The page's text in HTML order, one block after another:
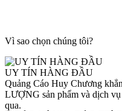
Vì sao chọn chúng tôi?
UY TÍN HÀNG ĐẦU
Quảng Cáo Huy Chương
LƯỢNG sản phẩm và dịch
qua.